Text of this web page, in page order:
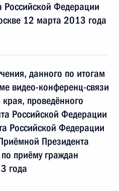
Федерации
12 марта 2013 года
данного по итогам
видео-конференц-связи
проведённого
Российской Федерации
Российской Федерации
Президента
приёму граждан
года